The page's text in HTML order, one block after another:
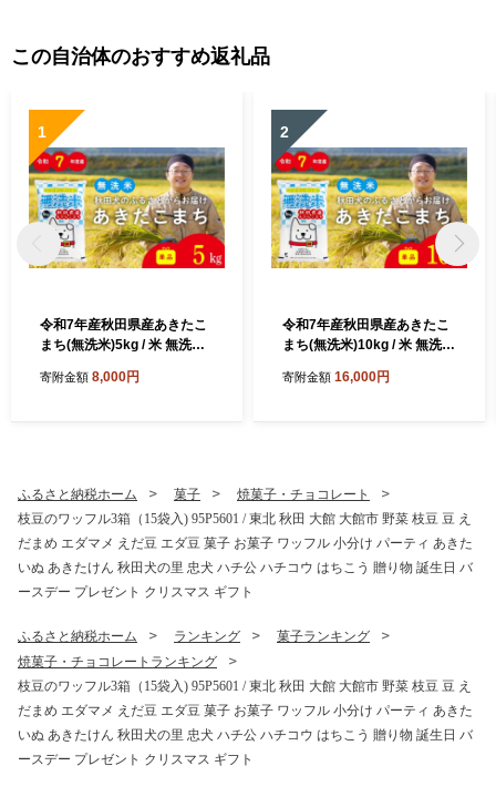
リスマス ギフト おつまみ お
酒のおつまみ
この自治体のおすすめ返礼品
1
令和7年産秋田県産あきたこ
まち(無洗米)5kg / 米 無洗米
あきたこまち 5kg×1袋 おに
寄附金額 8,000円
2
令和7年産秋田県産あきたこ
まち(無洗米)10kg / 米 無洗米
産 あきたこまち 5kg×2袋 お
寄附金額 16,000円
ふるさと納税ホーム 菓子
焼菓子・チョコレート
枝豆のワッフル3箱（15袋入) 95P5601 / 東北 秋田 大館 大館市 野菜 枝豆 豆 え
だまめ エダマメ えだ豆 エダ豆 菓子 お菓子 ワッフル 小分け パーティ あきた
いぬ あきたけん 秋田犬の里 忠犬 ハチ公 ハチコウ はちこう 贈り物 誕生日 バ
ースデー プレゼント クリスマス ギフト
ふるさと納税ホーム ランキング
菓子ランキング
焼菓子・チョコレートランキング
枝豆のワッフル3箱（15袋入) 95P5601 / 東北 秋田 大館 大館市 野菜 枝豆 豆 え
だまめ エダマメ えだ豆 エダ豆 菓子 お菓子 ワッフル 小分け パーティ あきた
いぬ あきたけん 秋田犬の里 忠犬 ハチ公 ハチコウ はちこう 贈り物 誕生日 バ
ースデー プレゼント クリスマス ギフト